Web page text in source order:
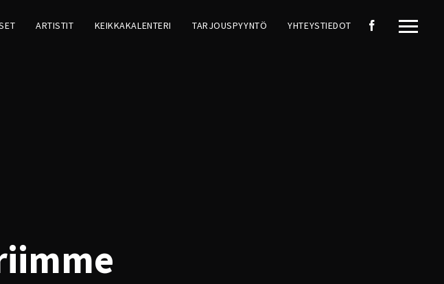
ARTISTIT KEIKKAKALENTERI TARJOUSPYYNTÖ YHTEYSTIEDOT